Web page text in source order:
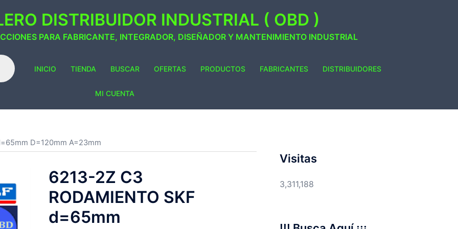
DISTRIBUIDOR INDUSTRIAL ( OBD )
PARA FABRICANTE, INTEGRADOR, DISEÑADOR Y MANTENIMIENTO INDUSTRIAL
INICIO TIENDA BUSCAR OFERTAS PRODUCTOS FABRICANTES DISTRIBUIDORES
MI CUENTA
D=120mm A=23mm
6213-2Z C3
RODAMIENTO SKF
d=65mm
Visitas
3,311,188